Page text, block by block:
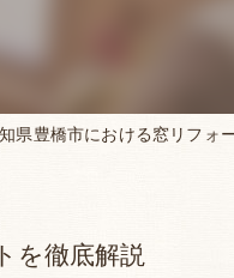
床暖房へのお客様の声
床暖房専用床材
県豊橋市における窓リフォ
を徹底解説